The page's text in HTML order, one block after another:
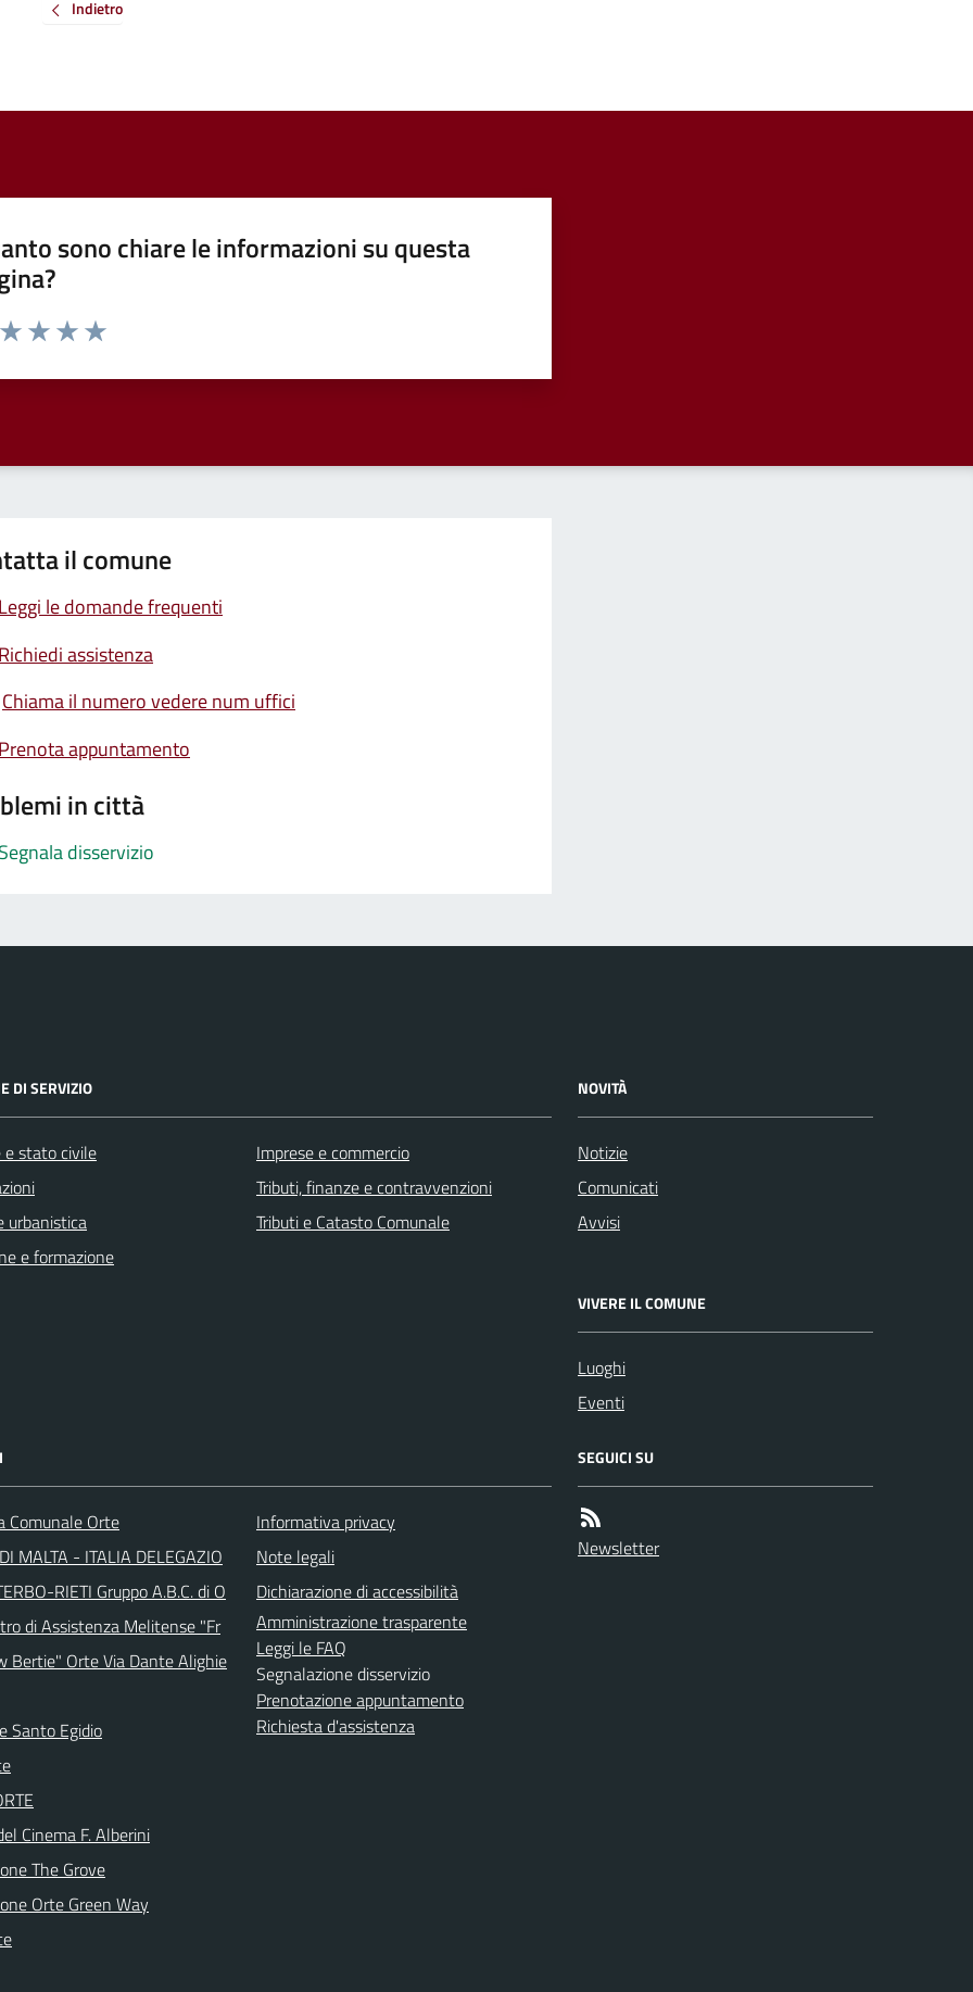
Indietro
sono chiare le informazioni su questa
da 1 a 5 stelle la pagina
il comune
Leggi le domande frequenti
Richiedi assistenza
Chiama il numero vedere num uffici
Prenota appuntamento
in città
Segnala disservizio
DI SERVIZIO
e stato civile
urbanistica
e formazione
Imprese e commercio
Tributi, finanze e contravvenzioni
Tributi e Catasto Comunale
NOVITÀ
Notizie
Comunicati
Avvisi
VIVERE IL COMUNE
Luoghi
Eventi
Comunale Orte
MALTA - ITALIA DELEGAZIO
RIETI Gruppo A.B.C. di O
di Assistenza Melitense "Fr
Bertie" Orte Via Dante Alighie
Santo Egidio
Cinema F. Alberini
The Grove
Orte Green Way
Informativa privacy
Note legali
Dichiarazione di accessibilità
Amministrazione trasparente
Leggi le FAQ
Segnalazione disservizio
Prenotazione appuntamento
Richiesta d'assistenza
SEGUICI SU
Newsletter